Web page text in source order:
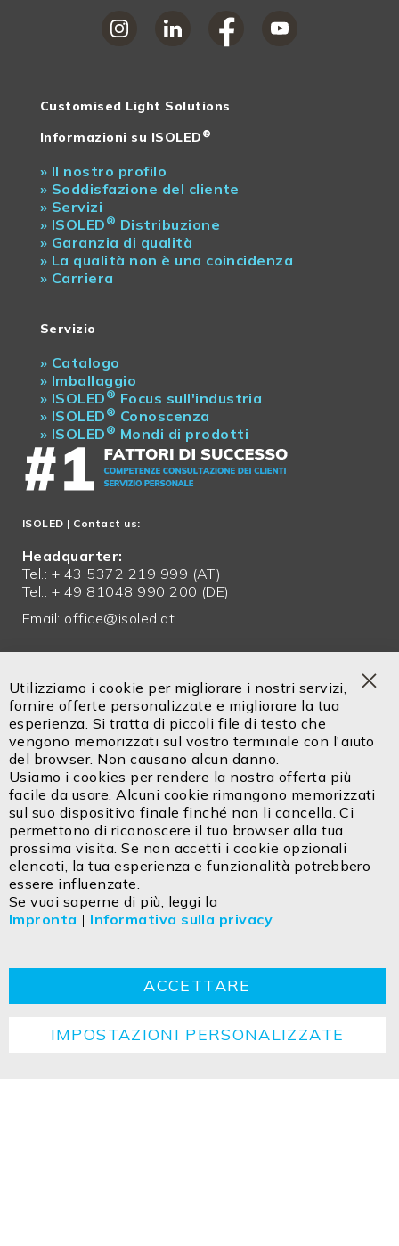
L80|B50 in ore
Prezzo netto
N
lunghezze in
N
Merci
ingombranti
N
Customised Light Solutions
Informazioni su ISOLED ®
» Il nostro profilo
» Soddisfazione del cliente
» Servizi
» ISOLED ® Distribuzione
» Garanzia di qualità
» La qualità non è una coincidenza
» Carriera
Servizio
» Catalogo
» Imballaggio
» ISOLED ® Focus sull'industria
» ISOLED ® Conoscenza
» ISOLED ® Mondi di prodotti
ISOLED | Contact us:
Headquarter:
Tel.: + 43 5372 219 999 (AT)
Tel.: + 49 81048 990 200 (DE)
Email: office@isoled.at
Tel. +39 0471 14302 00
Cel. +39 334 9113 336
Email:info@isoled.shop
www.isoled.shop
FIAI Handels GmbH – ISOLED ITALIA
Via Innsbruck 27/C
IT - 39100 Bolzano
ContattoImpresa Dichiarazione sulla privacy
TCG CookieRitorno
Copyright ©2026 ISOLED FIAI Handels GmbH All
Utilizziamo i cookie per migliorare i nostri servizi,
fornire offerte personalizzate e migliorare la tua
esperienza. Si tratta di piccoli file di testo che
vengono memorizzati sul vostro terminale con l'aiuto
del browser. Non causano alcun danno.
Usiamo i cookies per rendere la nostra offerta più
facile da usare. Alcuni cookie rimangono memorizzati
sul suo dispositivo finale finché non li cancella. Ci
permettono di riconoscere il tuo browser alla tua
prossima visita. Se non accetti i cookie opzionali
elencati, la tua esperienza e funzionalità potrebbero
essere influenzate.
Se vuoi saperne di più, leggi la
Impronta | Informativa sulla privacy
ACCETTARE
IMPOSTAZIONI PERSONALIZZATE